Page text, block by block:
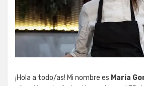
¡Hola a todo/as! Mi nombre es Maria